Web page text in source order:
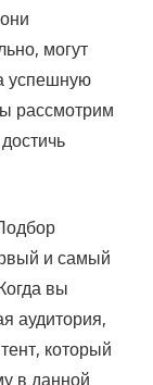
могут
успешную
рассмотрим
и самый
вы
аудитория,
который
в данной